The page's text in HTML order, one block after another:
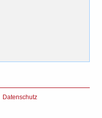
Datenschutz